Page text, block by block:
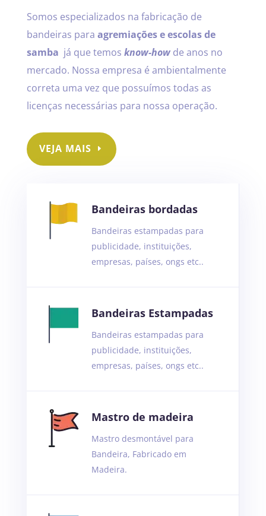
Somos especializados na fabricação de
bandeiras para agremiações e escolas de
samba já que temos know-howde anos no
mercado. Nossa empresa é ambientalmente
correta uma vez que possuímos todas as
licenças necessárias para nossa operação.
VEJA MAIS
Bandeiras bordadas
Bandeiras estampadas para
publicidade, instituições,
empresas, países, ongs etc..
Bandeiras Estampadas
Bandeiras estampadas para
publicidade, instituições,
empresas, países, ongs etc..
Mastro de madeira
Mastro desmontável para
Bandeira, Fabricado em
Madeira.